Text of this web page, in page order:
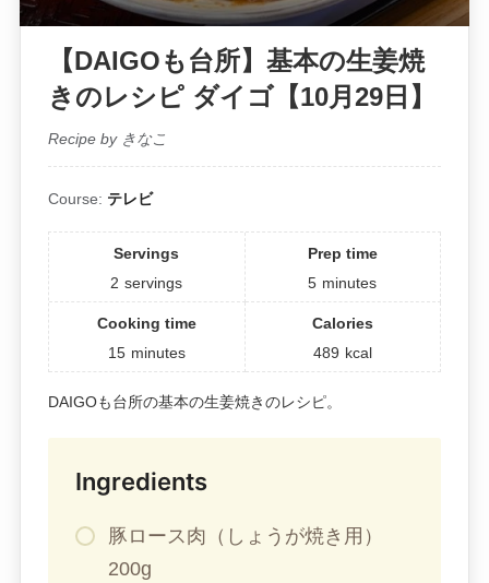
【DAIGOも台所】基本の生姜焼
きのレシピ ダイゴ【10月29日】
Recipe by きなこ
Course: テレビ
Servings
2 servings
Prep time
5 minutes
Cooking time
15 minutes
Calories
489 kcal
DAIGOも台所の基本の生姜焼きのレシピ。
Ingredients
豚ロース肉（しょうが焼き用）
200g